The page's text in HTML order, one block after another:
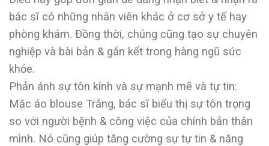
bác sĩ có những nhân viên khác ở cơ sở y tế hay
phòng khám. Đồng thời, chúng cũng tạo sự chuyên
nghiệp và bài bản & gắn kết trong hàng ngũ sức
khỏe.
Phản ánh sự tôn kính và sự mạnh mẽ và tự tin:
Mặc áo blouse Trắng, bác sĩ biểu thị sự tôn trọng
so với người bệnh & công việc của chính bản thân
mình. Nó cũng giúp tăng cường sự tự tin & năng